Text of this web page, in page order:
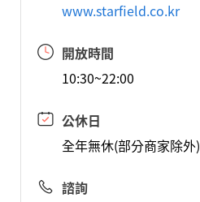
www.starfield.co.kr
開放時間
10:30~22:00
公休日
全年無休(部分商家除外)
諮詢